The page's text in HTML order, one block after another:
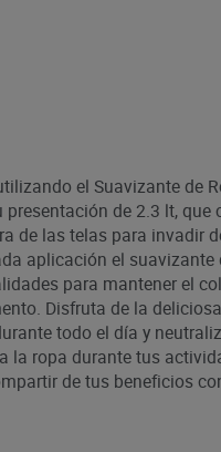
el Suavizante de
de 2.3 lt, que
de las telas para invadir
aplicación el suavizante
para mantener el
Disfruta de la
todo el día y
la ropa durante tus
de tus beneficios